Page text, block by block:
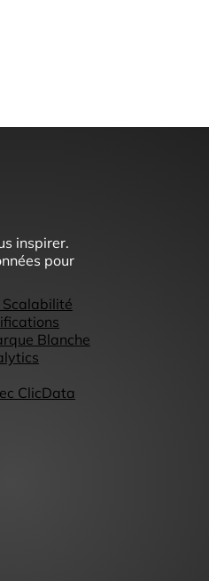
Scalabilité
Blanche
ClicData
inspirer.
pour